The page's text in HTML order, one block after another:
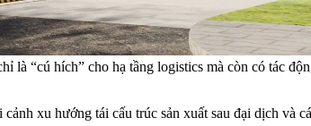
“cú hích” cho hạ tầng logistics mà còn có tác
xu hướng tái cấu trúc sản xuất sau đại dịch và